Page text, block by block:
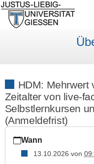
HDM: Mehrwert
Zeitalter von live-
Selbstlernkursen
(Anmeldefrist)
giessen.de/de/ueber-
uns/veranstaltungen/
Wann
13.10.2026 von